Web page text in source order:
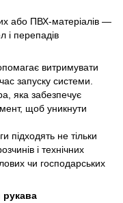
або ПВХ-матеріалів —
і перепадів
витримувати
запуску системи.
яка забезпечує
щоб уникнути
підходять не тільки
і технічних
чи господарських
рукава